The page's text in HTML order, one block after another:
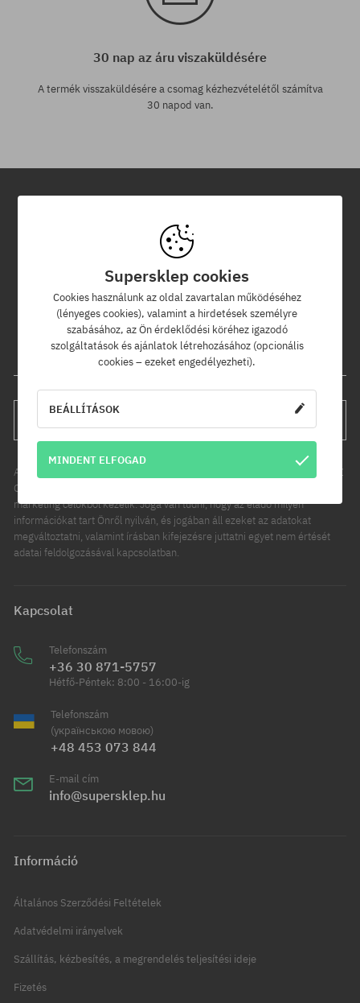
30 nap az áru viszaküldésére
A termék visszaküldésére a csomag kézhezvételétől számítva
30 napod van.
Hírlevél
Iratkozz fel hírlevelünkre és értesülj az elsők között új termékeinkről
és kedvezményeinkről!
Ráadásul kapsz egy -5% kedvezménykódot az egész
rendelésedre!
Az Ön személyes adatainak kezelője a COOL SPORT DISTRIBUTION SP Z
O O, székhelye: Modlniczka, ul. Handlowców 2. Személyes adatait
marketing célokból kezelik. Joga van tudni, hogy az eladó milyen
információkat tart Önről nyilván, és jogában áll ezeket az adatokat
megváltoztatni, valamint írásban kifejezésre juttatni egyet nem értését
adatai feldolgozásával kapcsolatban.
Kapcsolat
Telefonszám
+36 30 871-5757
Hétfő-Péntek: 8:00 - 16:00-ig
Telefonszám
(українською мовою)
+48 453 073 844
E-mail cím
info@supersklep.hu
Információ
Általános Szerződési Feltételek
Adatvédelmi irányelvek
Szállítás, kézbesítés, a megrendelés teljesítési ideje
Fizetés
Supersklep cookies
Cookies használunk az oldal zavartalan működéséhez
(lényeges cookies), valamint a hirdetések személyre
szabásához, az Ön érdeklődési köréhez igazodó
szolgáltatások és ajánlatok létrehozásához (opcionális
cookies – ezeket engedélyezheti).
BEÁLLÍTÁSOK
MINDENT ELFOGAD